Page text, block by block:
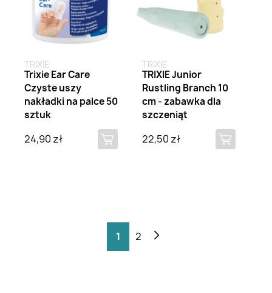
TRIXIE
Trixie Ear Care
Czyste uszy
nakładki na palce 50
sztuk
24,90 zł
TRIXIE
TRIXIE Junior
Rustling Branch 10
cm - zabawka dla
szczeniąt
22,50 zł
1 2